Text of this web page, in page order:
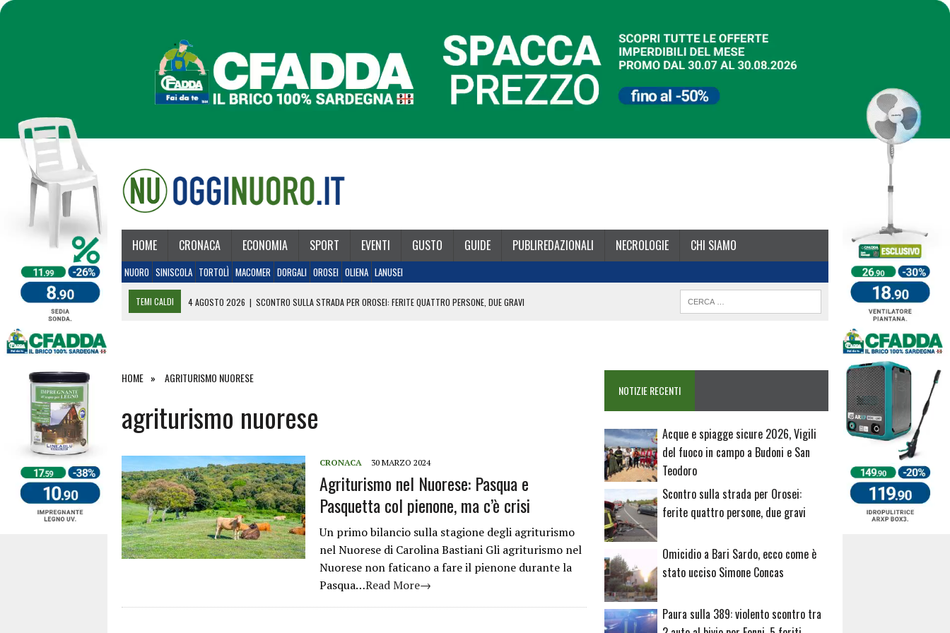
HOME CRONACA ECONOMIA SPORT EVENTI GUSTO GUIDE PUBLIREDAZIONALI NECROLOGIE CHI SIAMO
NUORO SINISCOLA TORTOLÌ MACOMER DORGALI OROSEI OLIENA LANUSEI
TEMI CALDI 4 AGOSTO 2026 | SCONTRO SULLA STRADA PER OROSEI: FERITE QUATTRO PERSONE, DUE GRAVI
25 LUGLIO 2026 | OSIDDA, I CARABINIERI INCONTRANO I CITTADINI: FOCUS SULLE TRUFFE
HOME AGRITURISMO NUORESE
agriturismo nuorese
CRONACA 30 MARZO 2024
Agriturismo nel Nuorese: Pasqua e
Pasquetta col pienone, ma c’è crisi
Un primo bilancio sulla stagione degli agriturismo
nel Nuorese di Carolina Bastiani Gli agriturismo nel
Nuorese non faticano a fare il pienone durante la
Pasqua…Read More→
NOTIZIE RECENTI
Acque e spiagge sicure 2026, Vigili
del fuoco in campo a Budoni e San
Teodoro
Scontro sulla strada per Orosei:
ferite quattro persone, due gravi
Omicidio a Bari Sardo, ecco come è
stato ucciso Simone Concas
Paura sulla 389: violento scontro tra